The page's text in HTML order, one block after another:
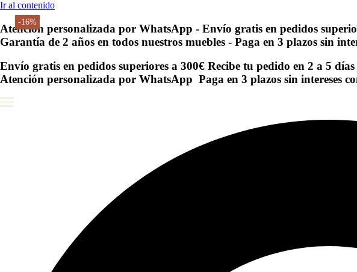
Ir al contenido
Atención personalizada por WhatsApp - Envío gratis en pedidos
Garantía de 2 años en todos nuestros muebles - Paga en 3 plazos sin
Envío gratis en pedidos superiores a 300€ Recibe tu pedido en 2 a 5
Atención personalizada por WhatsApp Paga en 3 plazos sin intereses
-16%
-16%
-16%
-16%
-16%
-16%
-16%
-16%
-16%
-16%
-16%
-16%
-16%
-16%
-16%
-16%